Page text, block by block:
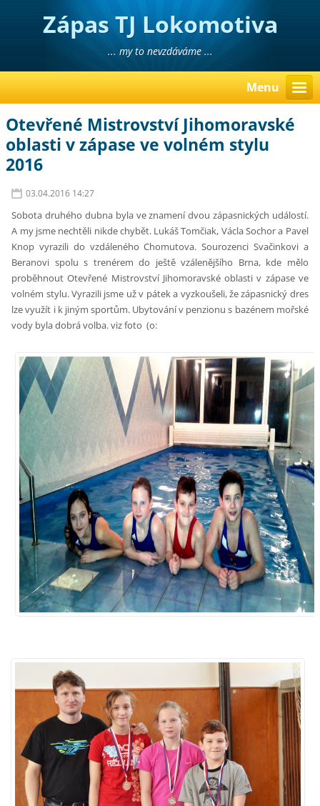
Zápas TJ Lokomotiva
Liberec
... my to nevzdáváme ...
Menu
Otevřené Mistrovství Jihomoravské
oblasti v zápase ve volném stylu
2016
03.04.2016 14:27
Sobota druhého dubna byla ve znamení dvou zápasnických událostí.
A my jsme nechtěli nikde chybět. Lukáš Tomčiak, Václa Sochor a Pavel
Knop vyrazili do vzdáleného Chomutova. Sourozenci Svačinkovi a
Beranovi spolu s trenérem do ještě vzálenějšího Brna, kde mělo
proběhnout Otevřené Mistrovství Jihomoravské oblasti v zápase ve
volném stylu. Vyrazili jsme už v pátek a vyzkoušeli, že zápasnický dres
lze využít i k jiným sportům. Ubytování v penzionu s bazénem mořské
vody byla dobrá volba. viz foto (o: